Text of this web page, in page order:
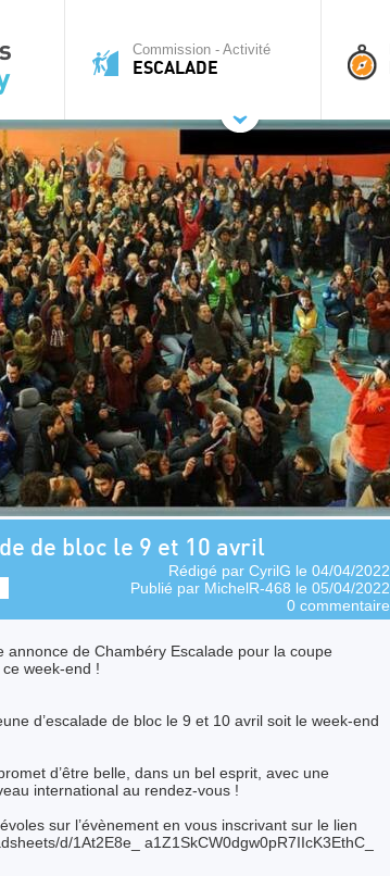
Commission - Activité
ESCALADE
de bloc le 9 et 10 avril
Rédigé par CyrilG le 04/04/2022
Publié par MichelR-468 le 05/04/2022
0 commentaire
de Chambéry Escalade pour la coupe
week-end !
d’escalade de bloc le 9 et 10 avril soit le week-end
d’être belle, dans un bel esprit, avec une
international au rendez-vous !
sur l’évènement en vous inscrivant sur le lien
d/1At2E8e_ a1Z1SkCW0dgw0pR7IIcK3EthC_